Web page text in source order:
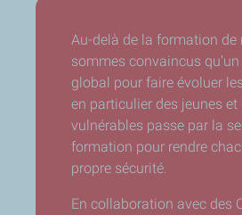
Au-delà de la formation de
sommes convaincus
global pour faire évoluer
en particulier des jeunes
vulnérables passe par la
formation pour rendre
propre sécurité.
En collaboration avec des